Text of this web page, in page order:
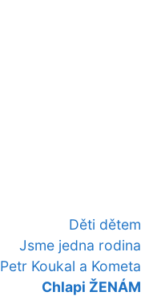
Děti dětem
Jsme jedna rodina
Petr Koukal a Kometa
Chlapi ŽENÁM